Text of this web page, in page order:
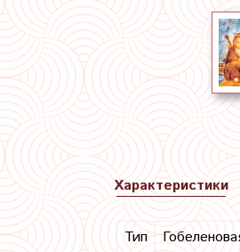
Характеристики
Тип